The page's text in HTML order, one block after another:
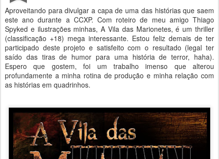
Aproveitando para divulgar a capa de uma das histórias que saem
este ano durante a CCXP. Com roteiro de meu amigo Thiago
Spyked e ilustrações minhas, A Vila das Marionetes, é um thriller
(classificação +18) mega interessante. Estou feliz demais de ter
participado deste projeto e satisfeito com o resultado (legal ter
saído das tiras de humor para uma história de terror, haha).
Espero que gostem, foi um trabalho imenso que alterou
profundamente a minha rotina de produção e minha relação com
as histórias em quadrinhos.